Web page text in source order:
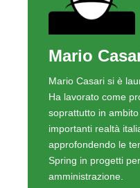
Mario
Mario Casari si è
Ha lavorato come
soprattutto in
importanti realtà
approfondendo le
Spring in progetti
amministrazione.